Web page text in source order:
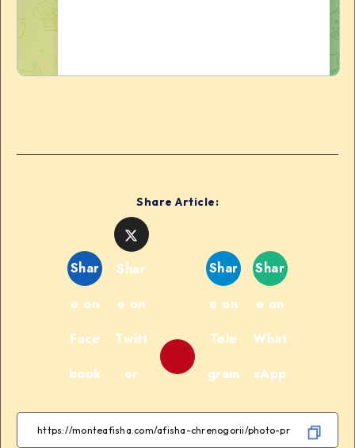
Share Article:
Shar
e on
Face
book
Shar
e on
Twitt
er
Shar
e on
Tele
gram
Shar
e on
What
sApp